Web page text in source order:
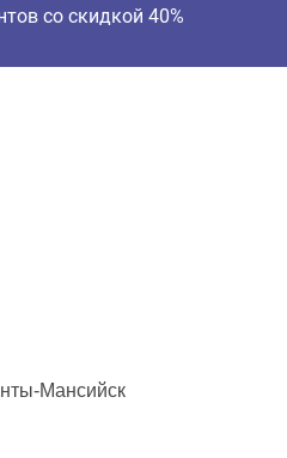
со скидкой 40%
Мансийск